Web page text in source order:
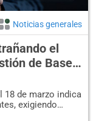
Noticias generales
el
de Bases
18 de marzo indica
exigiendo